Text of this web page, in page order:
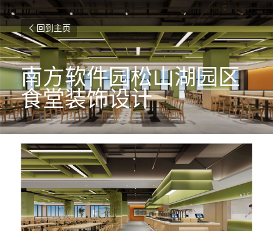
回到主页
南方软件园松山湖园区
食堂装饰设计